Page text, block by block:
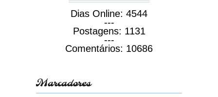
Dias Online: 4544
---
Postagens: 1131
---
Comentários: 10686
Marcadores